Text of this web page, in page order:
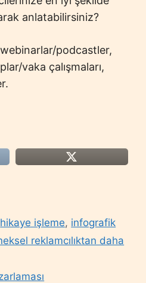
anlatabilirsiniz?
podcastler,
vaka çalışmaları,
hikaye işleme, infografik
reklamcılıktan daha